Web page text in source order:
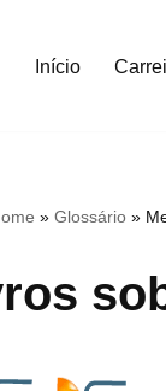
Início
» Glossário»